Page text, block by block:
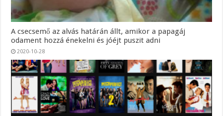
A csecsemő az alvás határán állt, amikor a papagáj
odament hozzá énekelni és jóéjt puszit adni
2020-10-28